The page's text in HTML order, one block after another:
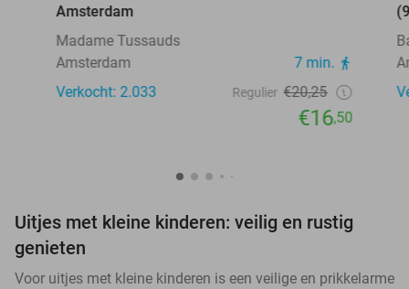
Amsterdam
Madame Tussauds
Amsterdam
7 min.
Verkocht: 2.033
Regulier €20,25
€16,50
Uitjes met kleine kinderen: veilig en rustig
genieten
Voor uitjes met kleine kinderen is een veilige en prikkelarme